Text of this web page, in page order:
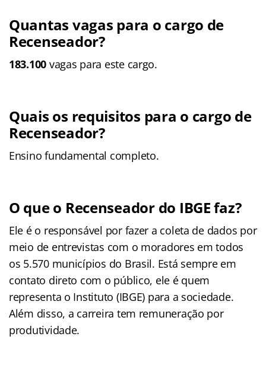
Quantas vagas para o cargo de
Recenseador?
183.100 vagas para este cargo.
Quais os requisitos para o cargo de
Recenseador?
Ensino fundamental completo.
O que o Recenseador do IBGE faz?
Ele é o responsável por fazer a coleta de dados por
meio de entrevistas com o moradores em todos
os 5.570 municípios do Brasil. Está sempre em
contato direto com o público, ele é quem
representa o Instituto (IBGE) para a sociedade.
Além disso, a carreira tem remuneração por
produtividade.